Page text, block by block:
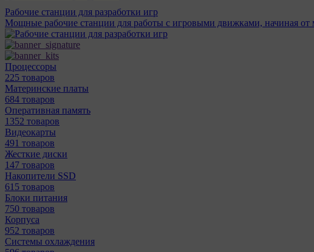
Рабочие станции для разработки игр
Мощные рабочие станции для работы с игровыми движками, начиная
Процессоры
225 товаров
Материнcкие платы
684 товаров
Оперативная память
1352 товаров
Видеокарты
491 товаров
Жесткие диски
147 товаров
Накопители SSD
615 товаров
Блоки питания
750 товаров
Корпуса
952 товаров
Системы охлаждения